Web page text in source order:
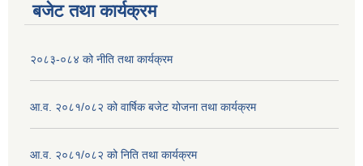
बजेट तथा कार्यक्रम
२०८३-०८४ को नीति तथा कार्यक्रम
आ.व. २०८१/०८२ को वार्षिक बजेट योजना तथा कार्यक्रम
आ.व. २०८१/०८२ को निति तथा कार्यक्रम